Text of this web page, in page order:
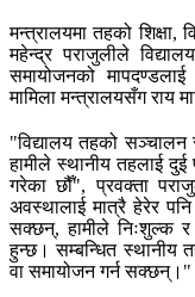
मन्त्रालयमा तहको
महेन्द्र पराजुलीले
समायोजनको
मामिला मन्त्रालयसँग राय
"विद्यालय तहको सञ्चालन
हामीले स्थानीय तहलाई
गरेका छौँ", प्रवक्ता
अवस्थालाई मात्रै हेरेर
सक्छन्, हामीले निःशुल्क र
हुन्छ। सम्बन्धित स्थानीय
वा समायोजन गर्न सक्छन्।"